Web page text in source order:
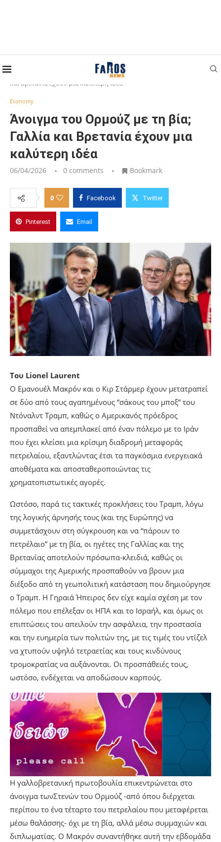
Home
Άνοιγμα του Ορμούζ με τη βία; Γαλλία
και Βρετανία έχουν μια καλύτερη ιδέα
Economy
Άνοιγμα του Ορμούζ με τη βία;
Γαλλία και Βρετανία έχουν μια
καλύτερη ιδέα
06/04/2026 0 comments Bookmark
0 Facebook Twitter
Pinterest Email
Του Lionel Laurent
Ο Εμανουέλ Μακρόν και ο Κιρ Στάρμερ έχουν μετατραπεί
σε δύο από τους αγαπημένους “σάκους του μποξ” του
Ντόναλντ Τραμπ, καθώς ο Αμερικανός πρόεδρος
προσπαθεί να απεμπλακεί από έναν πόλεμο με το Ιράν
που έχει κλείσει μια κρίσιμη διαδρομή μεταφοράς
πετρελαίου, εξαντλώντας έτσι τα παγκόσμια ενεργειακά
αποθέματα και αποσταθεροποιώντας τις
χρηματοπιστωτικές αγορές.
Ωστόσο, παρά τις τακτικές προκλήσεις του Τραμπ, λόγω
της λογικής άρνησής τους (και της Ευρώπης) να
συμμετάσχουν στη σύγκρουση και να “πάρουν το
πετρέλαιο” με τη βία, οι ηγέτες της Γαλλίας και της
Βρετανίας αποτελούν πρόσωπα-κλειδιά, καθώς οι
σύμμαχοι της Αμερικής προσπαθούν να βρουν μια
διέξοδο από τη γεωπολιτική κατάσταση που δημιούργησε
ο Τραμπ. Η Γηραιά Ήπειρος δεν είχε καμία σχέση με τον
πόλεμο που επέλεξαν οι ΗΠΑ και το Ισραήλ, και όμως οι
επιπτώσεις του απειλούν την ασφάλεια, την προστασία
και την ευημερία των πολιτών της, με τις τιμές του ντίζελ
να χτυπούν υψηλό τετραετίας και τους κινδύνους
τρομοκρατίας να αυξάνονται. Οι προσπάθειές τους,
ωστόσο, ενδέχεται να αποδώσουν καρπούς.
Η γαλλοβρετανική πρωτοβουλία επικεντρώνεται στο
άνοιγμα τωνΣτενών του Ορμούζ -από όπου διέρχεται
περίπου το ένα τέταρτο του πετρελαίου που μεταφέρεται
μέσω θαλάσσης- όχι με τη βία, αλλά μέσω συμμαχιών και
διπλωματίας. Ο Μακρόν συναντήθηκε αυτή την εβδομάδα